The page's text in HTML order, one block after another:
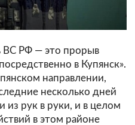
ВС РФ — это прорыв
в Купянск».
направлении,
несколько дней
из рук в руки, и в целом
в этом районе